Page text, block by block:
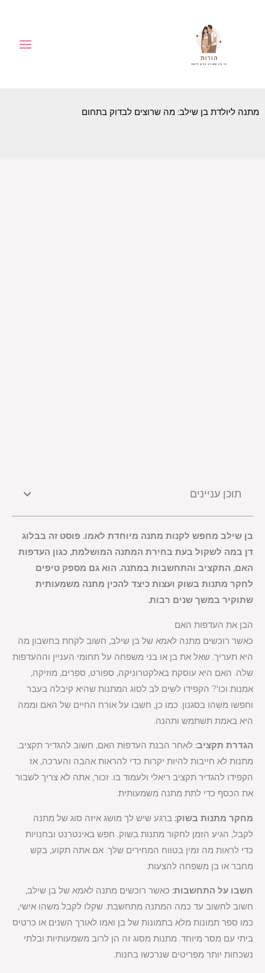
מתנה ליולדת בן שילב: מה שרוצים לבדוק בתחום
תוכן עניינים
בן שילב מחפש לקנות מתנה מיוחדת לאמו. פוסט זה בבלוג
דן במה לשקול בעת בחירת המתנה המושלמת, כגון העדפות
האם, התקציב והתחשבות במתנה. הוא גם מספק טיפים
לחקר מתנות בשוק ועצות כיצד להכין מתנה משמעותית
שתוקיר במשך שנים רבות.
הבן את העדפות האם
כאשר רוכשים מתנה לאמא של בן שילב, חשוב לקחת בחשבון מה
היא תעריך. שאל את בן או בני משפחה על תחומי העניין וההעדפות
שלה. האם היא עוסקת באלקטרוניקה, ספורט, ספרים, מוזיקה,
אמנות וכו'? הקפידו לשים לב לסוג המתנות שהיא קיבלה בעבר
וחפשו משהו בסגנון. כמו כן, חשבו על אורח החיים של האם וממה
היא באמת תשתמש ותהנה.
הגדרת תקציב: לאחר הבנת העדפות האם, חשוב להגדיר תקציב.
מתנות לא חייבות להיות יקרות כדי להראות אהבה והערכה, אז
הקפידו להגדיר תקציב ריאלי ולעמוד בו. זכור, אתה לא צריך לשבור
את הכסף כדי לתת מתנה משמעותית.
מחקר מתנות בשוק: ברגע שיש לך מושג איזה סוג של מתנה
לקבל, הגיע הזמן לחקור מתנות בשוק. חפש באינטרנט ובחנויות
כדי לראות מה זמין בטווח המחירים שלך. אם אתה תקוע, בקש
מחבר או בן משפחה להצעות.
חשבו על התחשבות: כאשר רוכשים מתנה לאמא של בן שילב,
חשוב לחשוב עד כמה המתנה מתחשבת. שקלו לקבל משהו אישי,
כמו ספר תמונות מלא בתמונות של בן ואמו לאורך השנים או כרטיס
ביתי עם מסר מיוחד. מתנות מסוג זה הן לרוב משמעותיות ובלתי
נשכחות יותר מפריטים שנרכשו בחנות.